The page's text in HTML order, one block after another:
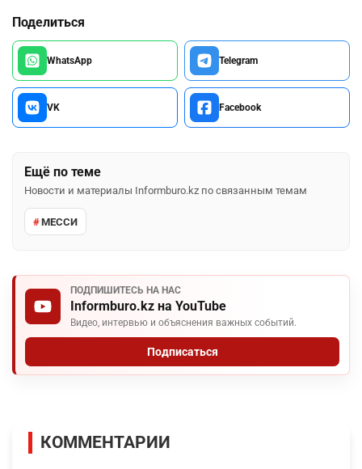
Поделиться
WhatsApp Telegram
VK Facebook
Ещё по теме
Новости и материалы Informburo.kz по связанным темам
МЕССИ
ПОДПИШИТЕСЬ НА НАС
Informburo.kz на YouTube
Видео, интервью и объяснения важных событий.
Подписаться
КОММЕНТАРИИ